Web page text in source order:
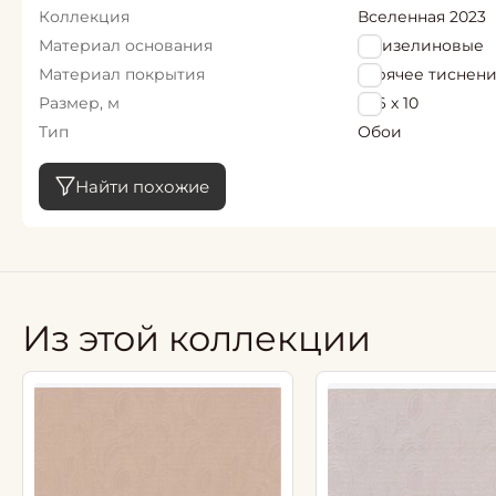
Коллекция
Вселенная 2023
Материал основания
Флизелиновые
Материал покрытия
горячее
Размер, м
1,06 х 10
Тип
Обои
Найти похожие
Из этой коллекции